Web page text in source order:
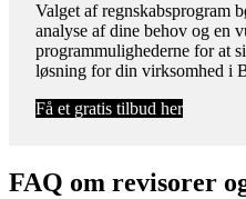
Valget af regnskabsprogram
analyse af dine behov og en
programmulighederne for at
løsning for din virksomhed i
Få et gratis tilbud her
FAQ om revisorer